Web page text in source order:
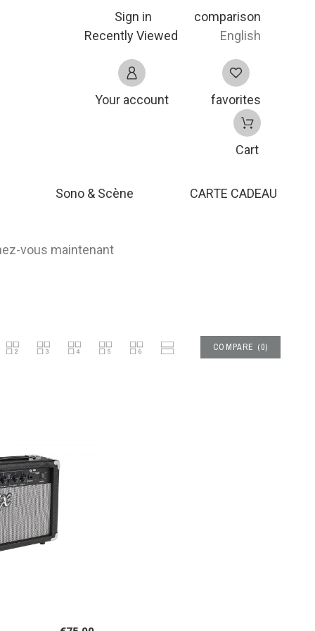
Sign in
Recently Viewed
comparison
English
Your account favorites
Cart
Sono & Scène CARTE CADEAU
vous maintenant
COMPARE (0)